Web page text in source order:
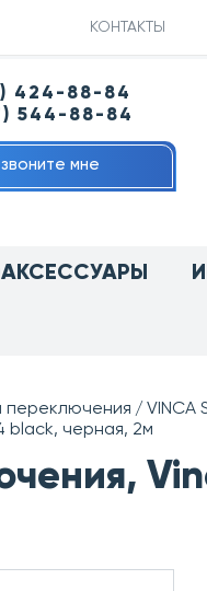
КОНТАКТЫ
424-88-84
544-88-84
мне
переключения
VINCA
black, черная, 2м